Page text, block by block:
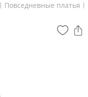
Повседневные платья